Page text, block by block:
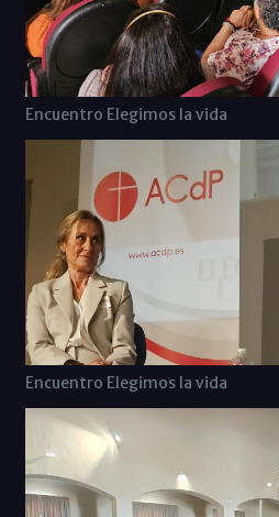
Encuentro Elegimos la vida
Encuentro Elegimos la vida